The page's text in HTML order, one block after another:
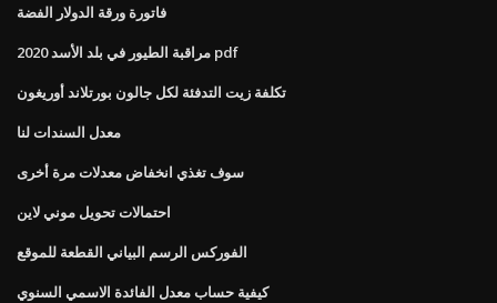
فاتورة ورقة الدولار الفضة
مراقبة الطيور في بلد الأسد 2020 pdf
تكلفة زيت التدفئة لكل جالون بورتلاند أوريغون
معدل السندات لنا
سوف تغذي انخفاض معدلات مرة أخرى
احتمالات تحويل موني لاين
الفوركس الرسم البياني القطعة للموقع
كيفية حساب معدل الفائدة الاسمي السنوي